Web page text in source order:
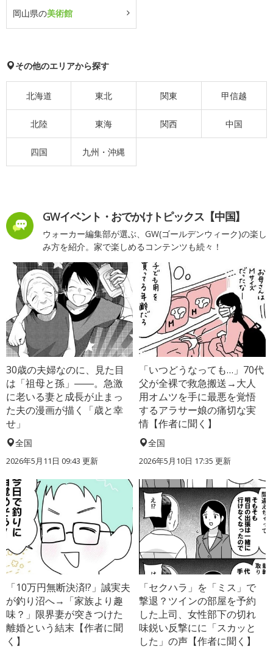
岡山県の美術館
その他のエリアから探す
北海道 東北 関東 甲信越
北陸 東海 関西 中国
四国 九州・沖縄
GWイベント・おでかけトピックス【中国】
ウォーカー編集部が選ぶ、GW(ゴールデンウィーク)の楽し
み方を紹介。家で楽しめるコンテンツも続々！
30歳の夫婦なのに、見た目
は「祖母と孫」――。急激
に老いる妻と成長が止まっ
た夫の漫画が描く「歳と幸
せ」
全国
2026年5月11日 09:43 更新
「いつどうなっても…」70代
父が全裸で救急搬送→大人
用オムツを手に最悪を覚悟
するアラサー娘の痛切な実
情【作者に聞く】
全国
2026年5月10日 17:35 更新
「10万円無断決済!?」誠実夫
が釣り沼へ→「家族より趣
味？」限界妻が突きつけた
離婚という結末【作者に聞
く】
「セクハラ」を「ミス」で
撃退？ツインの部屋を予約
した上司、女性部下の切れ
味鋭い反撃にに「スカッと
した」の声【作者に聞く】